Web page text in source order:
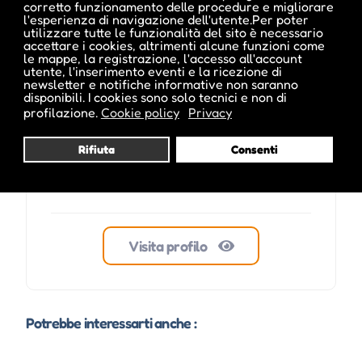
corretto funzionamento delle procedure e migliorare
l'esperienza di navigazione dell'utente.Per poter
utilizzare tutte le funzionalità del sito è necessario
accettare i cookies, altrimenti alcune funzioni come
le mappe, la registrazione, l'accesso all'account
utente, l'inserimento eventi e la ricezione di
newsletter e notifiche informative non saranno
disponibili. I cookies sono solo tecnici e non di
profilazione. Cookie policy Privacy
Rifiuta Consenti
ale inside
Visita profilo
Potrebbe interessarti anche :